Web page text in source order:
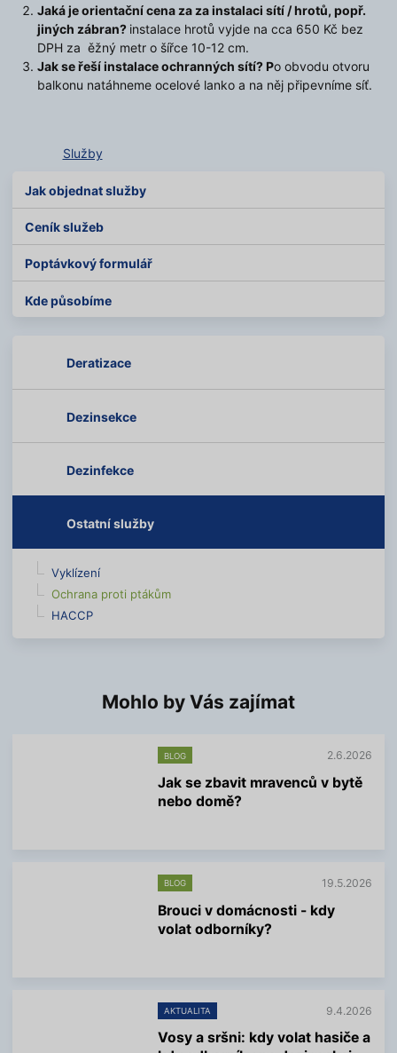
Jaká je orientační cena za za instalaci sítí / hrotů, popř.
jiných zábran? instalace hrotů vyjde na cca 650 Kč bez
DPH za ěžný metr o šířce 10-12 cm.
Jak se řeší instalace ochranných sítí? Po obvodu otvoru
balkonu natáhneme ocelové lanko a na něj připevníme síť.
Služby
Deratizace
Dezinsekce
Dezinfekce
Ostatní služby
Vyklízení
Ochrana proti ptákům
HACCP
Jak objednat služby
Ceník služeb
Poptávkový formulář
Kde působíme
Mohlo by Vás zajímat
BLOG 2.6.2026
Jak se zbavit mravenců v bytě
nebo domě?
e
i
f
o
í
BLOG 19.5.2026
Brouci v domácnosti - kdy
volat odborníky?
e
i
f
AKTUALITA 9.4.2026
Vosy a sršni: kdy volat hasiče a